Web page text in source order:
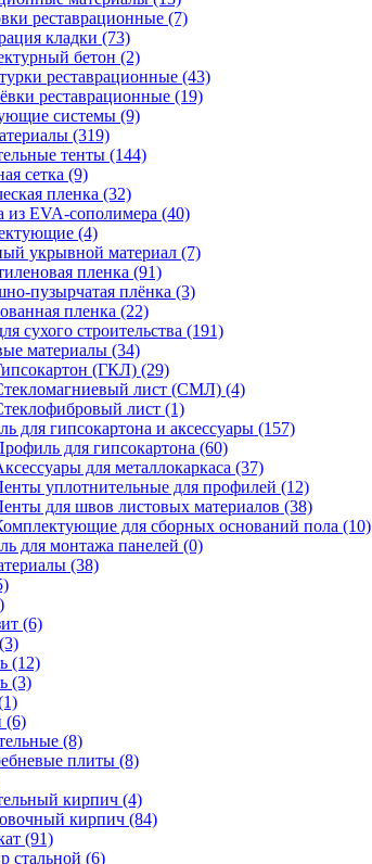
реставрационные (7)
кладки (73)
бетон (2)
реставрационные (43)
реставрационные (19)
системы (9)
(319)
тенты (144)
сетка (9)
пленка (32)
из EVA-сополимера (40)
(4)
укрывной материал (7)
пленка (91)
пузырчатая плёнка (3)
пленка (22)
сухого строительства (191)
материалы (34)
(ГКЛ) (29)
лист (СМЛ) (4)
лист (1)
для гипсокартона и аксессуары (157)
для гипсокартона (60)
для металлокаркаса (37)
уплотнительные для профилей (12)
для швов листовых материалов (38)
для сборных оснований пола (10)
для монтажа панелей (0)
(38)
(6)
(12)
(3)
(6)
(8)
плиты (8)
кирпич (4)
кирпич (84)
(91)
стальной (6)